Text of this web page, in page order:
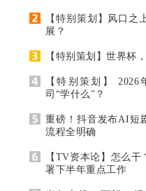
【特别策划】风口
展？
【特别策划】世界杯
【特别策划】
司“学什么”？
重磅！抖音发布AI短
流程全明确
【TV资本论】怎么
署下半年重点工作